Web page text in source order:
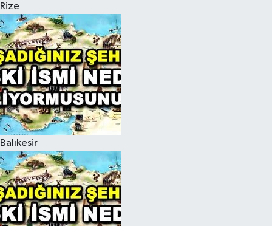
Rize
Balıkesir